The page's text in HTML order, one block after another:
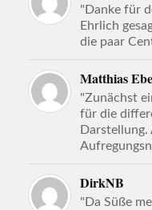
"Danke für
Ehrlich
die paar
Matthias
"Zunächst
für die
Darstellung.
DirkNB
"Da Süße